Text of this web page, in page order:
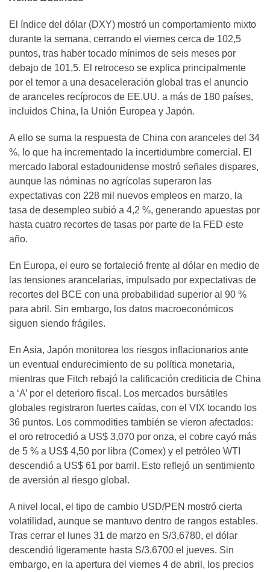
El índice del dólar (DXY) mostró un comportamiento mixto
durante la semana, cerrando el viernes cerca de 102,5
puntos, tras haber tocado mínimos de seis meses por
debajo de 101,5. El retroceso se explica principalmente
por el temor a una desaceleración global tras el anuncio
de aranceles recíprocos de EE.UU. a más de 180 países,
incluidos China, la Unión Europea y Japón.
A ello se suma la respuesta de China con aranceles del 34
%, lo que ha incrementado la incertidumbre comercial. El
mercado laboral estadounidense mostró señales dispares,
aunque las nóminas no agrícolas superaron las
expectativas con 228 mil nuevos empleos en marzo, la
tasa de desempleo subió a 4,2 %, generando apuestas por
hasta cuatro recortes de tasas por parte de la FED este
año.
En Europa, el euro se fortaleció frente al dólar en medio de
las tensiones arancelarias, impulsado por expectativas de
recortes del BCE con una probabilidad superior al 90 %
para abril. Sin embargo, los datos macroeconómicos
siguen siendo frágiles.
En Asia, Japón monitorea los riesgos inflacionarios ante
un eventual endurecimiento de su política monetaria,
mientras que Fitch rebajó la calificación crediticia de China
a ‘A’ por el deterioro fiscal. Los mercados bursátiles
globales registraron fuertes caídas, con el VIX tocando los
36 puntos. Los commodities también se vieron afectados:
el oro retrocedió a US$ 3,070 por onza, el cobre cayó más
de 5 % a US$ 4,50 por libra (Comex) y el petróleo WTI
descendió a US$ 61 por barril. Esto reflejó un sentimiento
de aversión al riesgo global.
A nivel local, el tipo de cambio USD/PEN mostró cierta
volatilidad, aunque se mantuvo dentro de rangos estables.
Tras cerrar el lunes 31 de marzo en S/3,6780, el dólar
descendió ligeramente hasta S/3,6700 el jueves. Sin
embargo, en la apertura del viernes 4 de abril, los precios